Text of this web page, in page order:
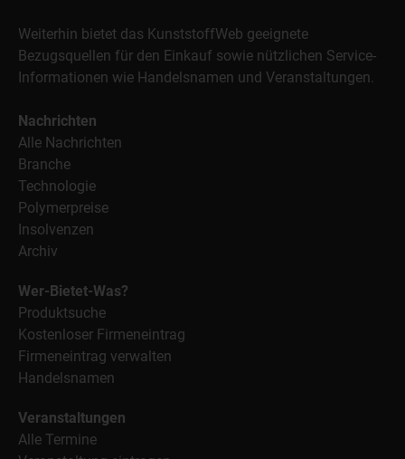
Weiterhin bietet das KunststoffWeb geeignete
Bezugsquellen für den Einkauf sowie nützlichen Service-
Informationen wie Handelsnamen und Veranstaltungen.
Nachrichten
Alle Nachrichten
Branche
Technologie
Polymerpreise
Insolvenzen
Archiv
Wer-Bietet-Was?
Produktsuche
Kostenloser Firmeneintrag
Firmeneintrag verwalten
Handelsnamen
Veranstaltungen
Alle Termine